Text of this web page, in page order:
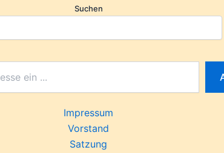
Suchen
Impressum
Vorstand
Satzung